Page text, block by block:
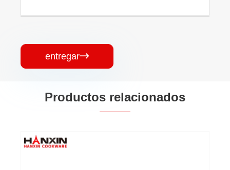
entregar
Productos relacionados